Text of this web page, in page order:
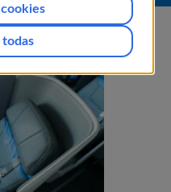
todas